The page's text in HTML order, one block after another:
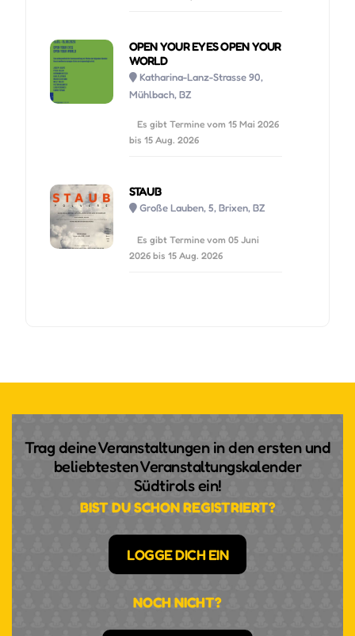
OPEN YOUR EYES OPEN YOUR
WORLD
Katharina-Lanz-Strasse 90,
Mühlbach, BZ
Es gibt Termine vom 15 Mai 2026
bis 15 Aug. 2026
STAUB
Große Lauben, 5, Brixen, BZ
Es gibt Termine vom 05 Juni
2026 bis 15 Aug. 2026
Trag deine Veranstaltungen in den ersten und
beliebtesten Veranstaltungskalender
Südtirols ein!
BIST DU SCHON REGISTRIERT?
LOGGE DICH EIN
NOCH NICHT?